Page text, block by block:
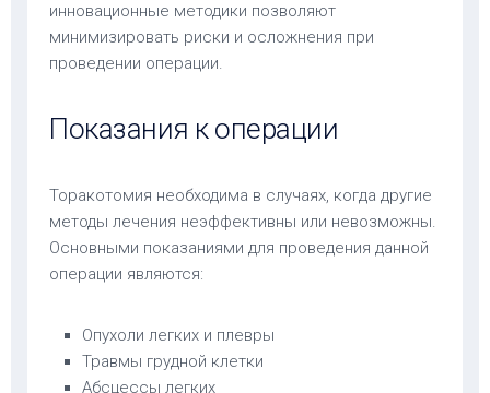
инновационные методики позволяют
минимизировать риски и осложнения при
проведении операции.
Показания к операции
Торакотомия необходима в случаях, когда другие
методы лечения неэффективны или невозможны.
Основными показаниями для проведения данной
операции являются:
Опухоли легких и плевры
Травмы грудной клетки
Абсцессы легких